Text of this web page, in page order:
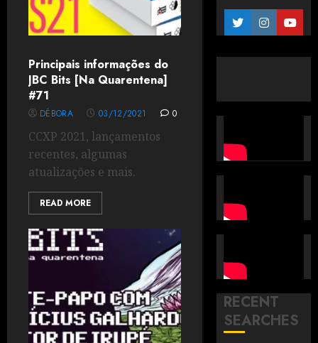
Principais informações do
JBC Bits [Na Quarentena]
#71
DÉBORA 03/12/2021 0
CCXP 2021, lançamentos
recentes, algumas
atualizações e mais.
READ MORE
RECENT
SEARCHES